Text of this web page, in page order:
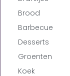
Brood
Barbecue
Desserts
Groenten
Koek